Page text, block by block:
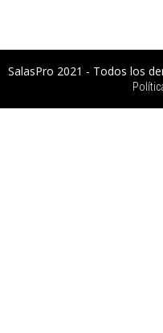
SalasPro 2021 - Todos los